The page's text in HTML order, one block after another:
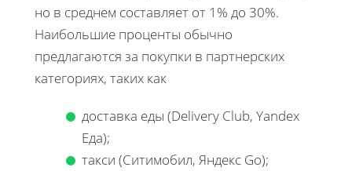
но в среднем составляет от 1% до 30%.
Наибольшие проценты обычно
предлагаются за покупки в партнерских
категориях, таких как
доставка еды (Delivery Club, Yandex
Eда);
такси (Ситимобил, Яндекс Go);